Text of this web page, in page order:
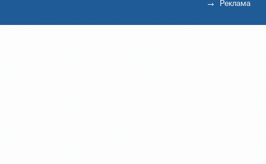
Реклама